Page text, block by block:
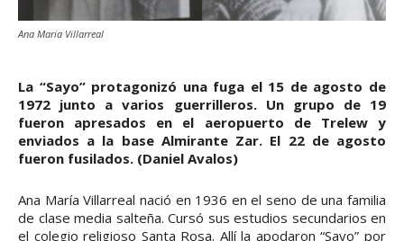
Ana Maria Villarreal
La “Sayo” protagonizó una fuga el 15 de agosto de
1972 junto a varios guerrilleros. Un grupo de 19
fueron apresados en el aeropuerto de Trelew y
enviados a la base Almirante Zar. El 22 de agosto
fueron fusilados. (Daniel Avalos)
Ana María Villarreal nació en 1936 en el seno de una familia
de clase media salteña. Cursó sus estudios secundarios en
el colegio religioso Santa Rosa. Allí la apodaron “Sayo” por